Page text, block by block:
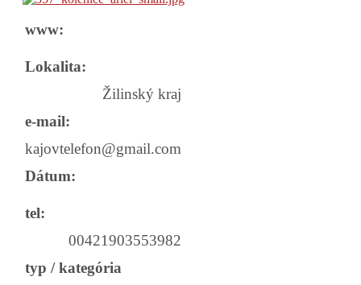
www:
Lokalita:
Žilinský kraj
e-mail:
kajovtelefon@gmail.com
Dátum:
tel:
00421903553982
typ / kategória